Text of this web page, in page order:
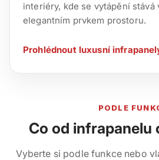
interiéry, kde se vytápění stává
elegantním prvkem prostoru.
Prohlédnout luxusní
PODLE
Co od infrapanelu
Vyberte si podle funkce nebo